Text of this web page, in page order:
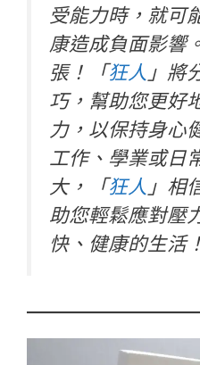
受能力時，就可
康造成負面影響
張！「狂人 」將
巧，幫助您更好
力，以保持身心
工作、學業或日
大，「狂人 」相
助您輕鬆應對壓
快、健康的生活！